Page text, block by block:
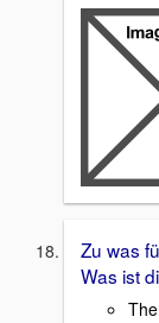
Zu was
Was ist